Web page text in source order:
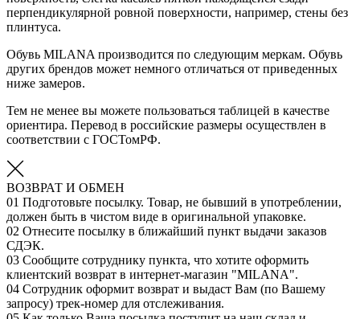
перпендикулярной ровной поверхности, например, стены без
плинтуса.
Обувь MILANA производится по следующим меркам. Обувь
других брендов может немного отличаться от приведенных
ниже замеров.
Тем не менее вы можете пользоваться таблицей в качестве
ориентира. Перевод в российские размеры осуществлен в
соответствии с ГОСТомРФ.
ВОЗВРАТ И ОБМЕН
01 Подготовьте посылку. Товар, не бывший в употреблении,
должен быть в чистом виде в оригинальной упаковке.
02 Отнесите посылку в ближайший пункт выдачи заказов
СДЭК.
03 Сообщите сотруднику пункта, что хотите оформить
клиентский возврат в интернет-магазин "MILANA".
04 Сотрудник оформит возврат и выдаст Вам (по Вашему
запросу) трек-номер для отслеживания.